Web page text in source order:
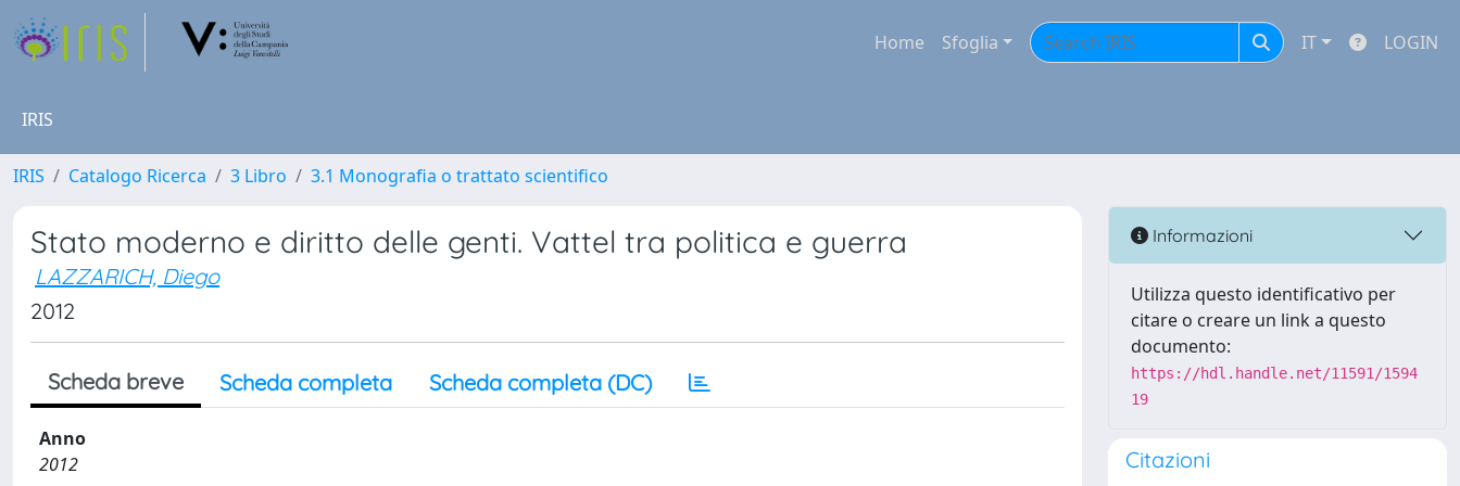
Home Sfoglia IT LOGIN
IRIS
IRIS Catalogo Ricerca 3 Libro 3.1 Monografia o trattato scientifico
Stato moderno e diritto delle genti. Vattel tra politica e guerra
LAZZARICH, Diego
2012
Scheda breve Scheda completa Scheda completa (DC)
Anno
2012
Informazioni
Utilizza questo identificativo per
citare o creare un link a questo
documento:
https://hdl.handle.net/11591/1594
19
Citazioni